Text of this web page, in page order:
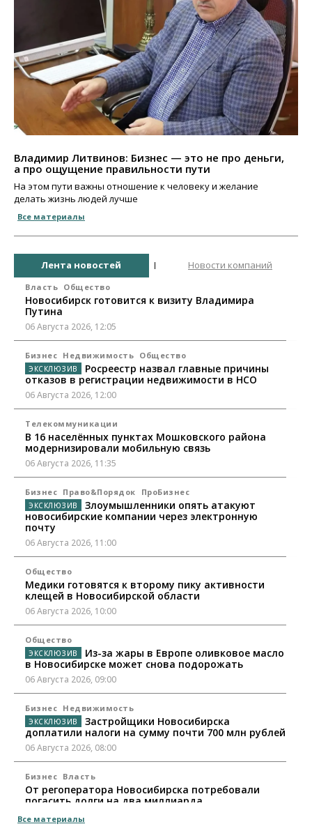
Владимир Литвинов: Бизнес — это не про деньги,
а про ощущение правильности пути
На этом пути важны отношение к человеку и желание
делать жизнь людей лучше
Все материалы
Лента новостей Новости компаний
Власть Общество
Новосибирск готовится к визиту Владимира
Путина
06 Августа 2026, 12:05
Бизнес Недвижимость Общество
Росреестр назвал главные причины
отказов в регистрации недвижимости в НСО
06 Августа 2026, 12:00
Телекоммуникации
В 16 населённых пунктах Мошковского района
модернизировали мобильную связь
06 Августа 2026, 11:35
Бизнес Право&Порядок ПроБизнес
Злоумышленники опять атакуют
новосибирские компании через электронную
почту
06 Августа 2026, 11:00
Общество
Медики готовятся к второму пику активности
клещей в Новосибирской области
06 Августа 2026, 10:00
Общество
Из-за жары в Европе оливковое масло
в Новосибирске может снова подорожать
06 Августа 2026, 09:00
Бизнес Недвижимость
Застройщики Новосибирска
доплатили налоги на сумму почти 700 млн рублей
06 Августа 2026, 08:00
Бизнес Власть
От регоператора Новосибирска потребовали
погасить долги на два миллиарда
05 Августа 2026, 19:00
Все материалы